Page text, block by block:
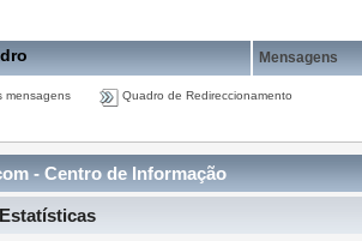
Mensagens
mensagens Quadro de Redireccionamento
- Centro de Informação
Estatísticas